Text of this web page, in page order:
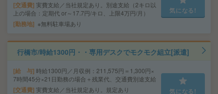
交通費 実費支給／当社規定あり。別途支給（2キロ以
上の場合：定期代 or～17.7円/キロ、上限4万円/月）
勤務地 ※無料駐車場あり
気になる!
行橋市/時給1300円・・専用デスクでモクモク組立[派遣]
給 与 時給1300円／月収例：211,575円＝1,300円×
7時間45分×21日勤務の場合＋残業代、交通費別途支給
交通費 実費支給／当社規定あり。規定あり 気になる!